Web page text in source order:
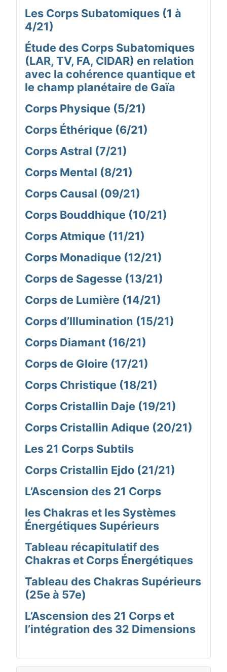
Les Corps Subatomiques (1 à
4/21)
Étude des Corps Subatomiques
(LAR, TV, FA, CIDAR) en relation
avec la cohérence quantique et
le champ planétaire de Gaïa
Corps Physique (5/21)
Corps Éthérique (6/21)
Corps Astral (7/21)
Corps Mental (8/21)
Corps Causal (09/21)
Corps Bouddhique (10/21)
Corps Atmique (11/21)
Corps Monadique (12/21)
Corps de Sagesse (13/21)
Corps de Lumière (14/21)
Corps d’Illumination (15/21)
Corps Diamant (16/21)
Corps de Gloire (17/21)
Corps Christique (18/21)
Corps Cristallin Daje (19/21)
Corps Cristallin Adique (20/21)
Les 21 Corps Subtils
Corps Cristallin Ejdo (21/21)
L’Ascension des 21 Corps
les Chakras et les Systèmes
Énergétiques Supérieurs
Tableau récapitulatif des
Chakras et Corps Énergétiques
Tableau des Chakras Supérieurs
(25e à 57e)
L’Ascension des 21 Corps et
l’intégration des 32 Dimensions